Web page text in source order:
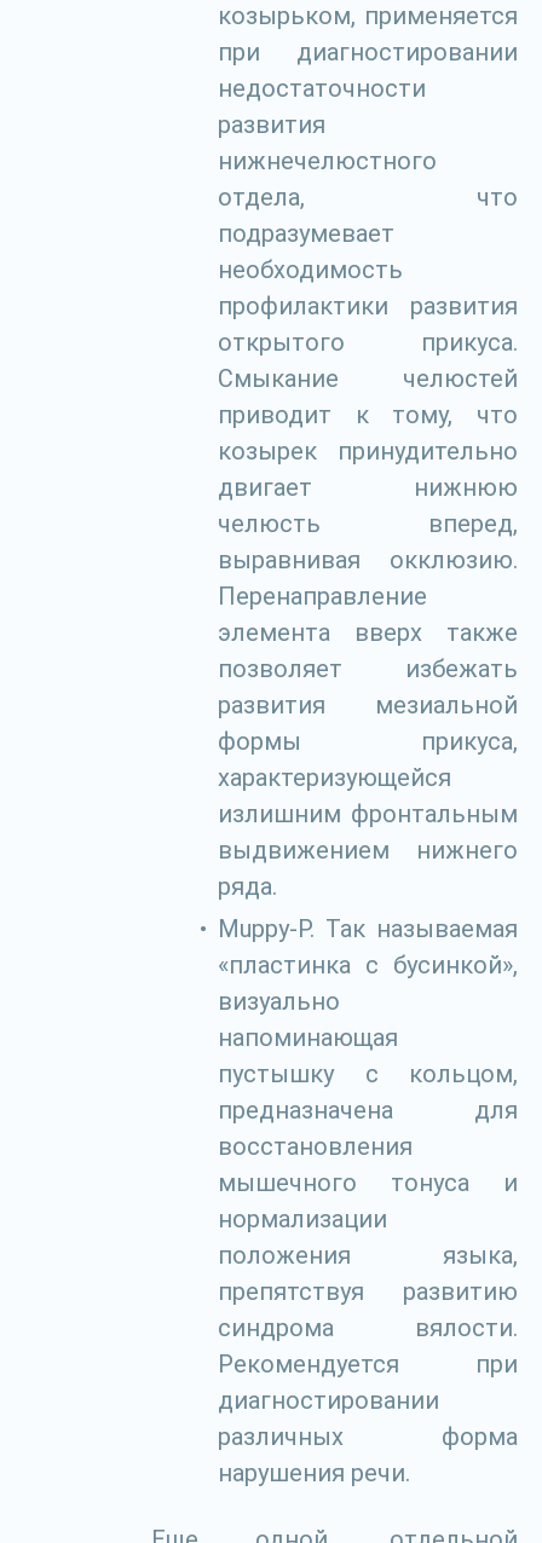
козырьком, применяется
при диагностировании
недостаточности
развития
нижнечелюстного
отдела, что
подразумевает
необходимость
профилактики развития
открытого прикуса.
Смыкание челюстей
приводит к тому, что
козырек принудительно
двигает нижнюю
челюсть вперед,
выравнивая окклюзию.
Перенаправление
элемента вверх также
позволяет избежать
развития мезиальной
формы прикуса,
характеризующейся
излишним фронтальным
выдвижением нижнего
ряда.
Muppy-Р. Так называемая
«пластинка с бусинкой»,
визуально
напоминающая
пустышку с кольцом,
предназначена для
восстановления
мышечного тонуса и
нормализации
положения языка,
препятствуя развитию
синдрома вялости.
Рекомендуется при
диагностировании
различных форма
нарушения речи.